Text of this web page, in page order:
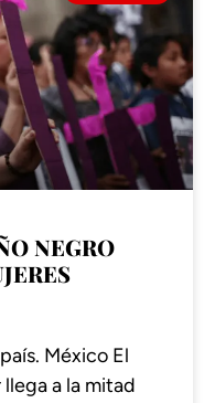
NEGRO
México El
a la mitad